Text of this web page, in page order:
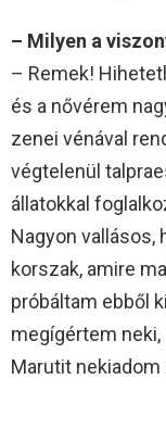
– Milyen a
– Remek!
és a nővérem
zenei vénával
végtelenül
állatokkal
Nagyon vallásos,
korszak, amire
próbáltam ebből
megígértem
Marutit nekiadom